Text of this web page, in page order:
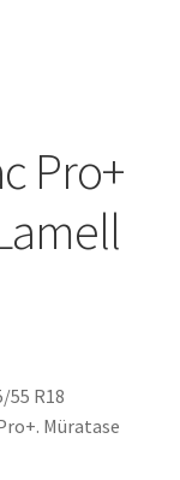
Pro+
R18
Müratase